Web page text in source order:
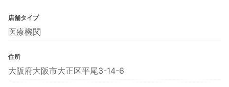
店舗タイプ
医療機関
住所
大阪府大阪市大正区平尾3-14-6